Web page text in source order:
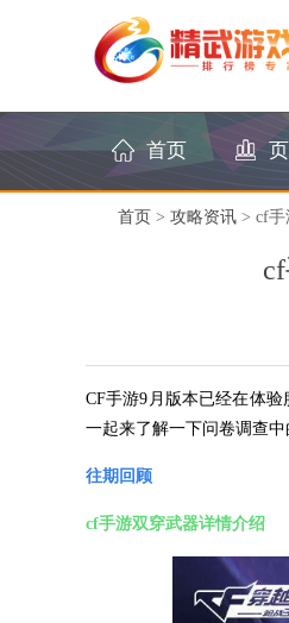
首页
首页 > 攻略资讯 > cf手
CF手游9月版本已经在体
一起来了解一下问卷调查中
往期回顾
cf手游双穿武器详情介绍